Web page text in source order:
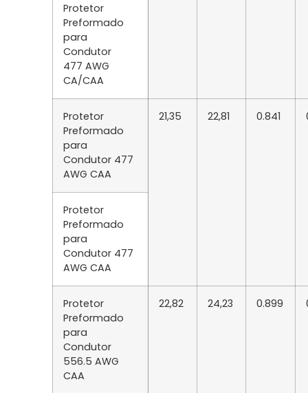
Protetor
Preformado
para
Condutor
477 AWG
CA/CAA
Protetor
Preformado
para
Condutor 477
AWG CAA
21,35 22,81 0.841
Protetor
Preformado
para
Condutor 477
AWG CAA
Protetor
Preformado
para
Condutor
556.5 AWG
CAA
22,82 24,23 0.899